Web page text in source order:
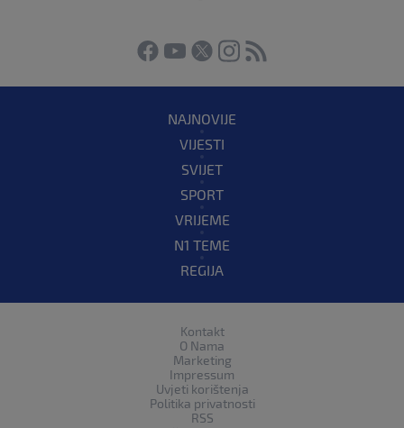
NAJNOVIJE
VIJESTI
SVIJET
SPORT
VRIJEME
N1 TEME
REGIJA
Kontakt
O Nama
Marketing
Impressum
Uvjeti korištenja
Politika privatnosti
RSS